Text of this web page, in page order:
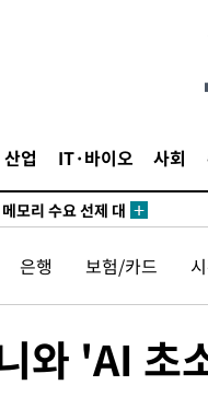
산업 IT·바이오 사회
경보로 하향
비[내일날씨]
리 수요 선제 대
VC 입단
마감
에 마쳐
40도
은행 보험/카드
와 'AI 초